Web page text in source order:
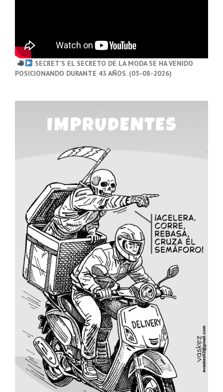
SECRET’S EL SECRETO DE LA MODA SE HA VENIDO
POSICIONANDO DURANTE 43 AÑOS. (05-08-2026)